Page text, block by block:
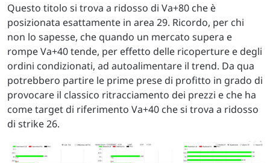
Questo titolo si trova a ridosso di Va+80 che è
posizionata esattamente in area 29. Ricordo, per chi
non lo sapesse, che quando un mercato supera e
rompe Va+40 tende, per effetto delle ricoperture e degli
ordini condizionati, ad autoalimentare il trend. Da qua
potrebbero partire le prime prese di profitto in grado di
provocare il classico ritracciamento dei prezzi e che ha
come target di riferimento Va+40 che si trova a ridosso
di strike 26.